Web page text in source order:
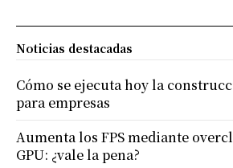
Noticias destacadas
Cómo se ejecuta hoy la
para empresas
Aumenta los FPS mediante
GPU: ¿vale la pena?